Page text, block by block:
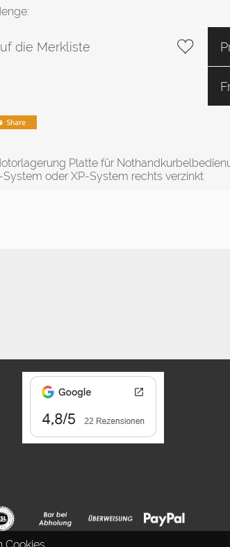
die Merkliste
Platte für
System oder XP-System rechts verzinkt